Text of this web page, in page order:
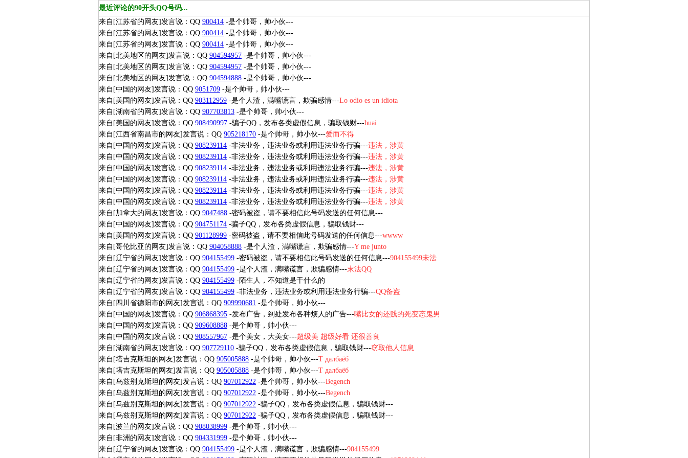
最近评论的90开头QQ号码...
来自[江苏省的网友]发言说：QQ 900414 -是个帅哥，帅小伙---
来自[江苏省的网友]发言说：QQ 900414 -是个帅哥，帅小伙---
来自[江苏省的网友]发言说：QQ 900414 -是个帅哥，帅小伙---
来自[北美地区的网友]发言说：QQ 904594957 -是个帅哥，帅小伙---
来自[北美地区的网友]发言说：QQ 904594957 -是个帅哥，帅小伙---
来自[北美地区的网友]发言说：QQ 904594888 -是个帅哥，帅小伙---
来自[中国的网友]发言说：QQ 9051709 -是个帅哥，帅小伙---
来自[美国的网友]发言说：QQ 903112959 -是个人渣，满嘴谎言，欺骗感情---Lo odio es un idiota
来自[湖南省的网友]发言说：QQ 907703813 -是个帅哥，帅小伙---
来自[美国的网友]发言说：QQ 908490997 -骗子QQ，发布各类虚假信息，骗取钱财---huai
来自[江西省南昌市的网友]发言说：QQ 905218170 -是个帅哥，帅小伙---爱而不得
来自[中国的网友]发言说：QQ 908239114 -非法业务，违法业务或利用违法业务行骗---违法，涉黄
来自[中国的网友]发言说：QQ 908239114 -非法业务，违法业务或利用违法业务行骗---违法，涉黄
来自[中国的网友]发言说：QQ 908239114 -非法业务，违法业务或利用违法业务行骗---违法，涉黄
来自[中国的网友]发言说：QQ 908239114 -非法业务，违法业务或利用违法业务行骗---违法，涉黄
来自[中国的网友]发言说：QQ 908239114 -非法业务，违法业务或利用违法业务行骗---违法，涉黄
来自[中国的网友]发言说：QQ 908239114 -非法业务，违法业务或利用违法业务行骗---违法，涉黄
来自[加拿大的网友]发言说：QQ 9047488 -密码被盗，请不要相信此号码发送的任何信息---
来自[中国的网友]发言说：QQ 904751174 -骗子QQ，发布各类虚假信息，骗取钱财---
来自[美国的网友]发言说：QQ 901128999 -密码被盗，请不要相信此号码发送的任何信息---wwww
来自[哥伦比亚的网友]发言说：QQ 904058888 -是个人渣，满嘴谎言，欺骗感情---Y me junto
来自[辽宁省的网友]发言说：QQ 904155499 -密码被盗，请不要相信此号码发送的任何信息---904155499未法
来自[辽宁省的网友]发言说：QQ 904155499 -是个人渣，满嘴谎言，欺骗感情---末法QQ
来自[辽宁省的网友]发言说：QQ 904155499 -陌生人，不知道是干什么的
来自[辽宁省的网友]发言说：QQ 904155499 -非法业务，违法业务或利用违法业务行骗---QQ备盗
来自[四川省德阳市的网友]发言说：QQ 909990681 -是个帅哥，帅小伙---
来自[中国的网友]发言说：QQ 906868395 -发布广告，到处发布各种烦人的广告---嘴比女的还贱的死变态鬼男
来自[中国的网友]发言说：QQ 909608888 -是个帅哥，帅小伙---
来自[中国的网友]发言说：QQ 908557967 -是个美女，大美女---超级美 超级好看 还很善良
来自[湖南省的网友]发言说：QQ 907729110 -骗子QQ，发布各类虚假信息，骗取钱财---窃取他人信息
来自[塔吉克斯坦的网友]发言说：QQ 905005888 -是个帅哥，帅小伙---Т далбаёб
来自[塔吉克斯坦的网友]发言说：QQ 905005888 -是个帅哥，帅小伙---Т далбаёб
来自[乌兹别克斯坦的网友]发言说：QQ 907012922 -是个帅哥，帅小伙---Begench
来自[乌兹别克斯坦的网友]发言说：QQ 907012922 -是个帅哥，帅小伙---Begench
来自[乌兹别克斯坦的网友]发言说：QQ 907012922 -骗子QQ，发布各类虚假信息，骗取钱财---
来自[乌兹别克斯坦的网友]发言说：QQ 907012922 -骗子QQ，发布各类虚假信息，骗取钱财---
来自[波兰的网友]发言说：QQ 908038999 -是个帅哥，帅小伙---
来自[非洲的网友]发言说：QQ 904331999 -是个帅哥，帅小伙---
来自[辽宁省的网友]发言说：QQ 904155499 -是个人渣，满嘴谎言，欺骗感情---904155499